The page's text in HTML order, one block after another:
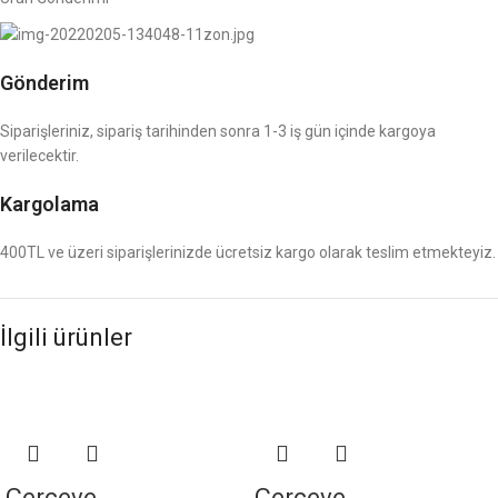
Gönderim
Siparişleriniz, sipariş tarihinden sonra 1-3 iş gün içinde kargoya
verilecektir.
Kargolama
400TL ve üzeri siparişlerinizde ücretsiz kargo olarak teslim etmekteyiz.
İlgili ürünler